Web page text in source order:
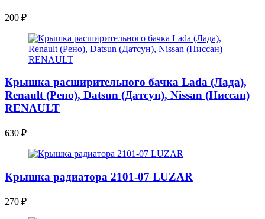
200 ₽
Крышка расширительного бачка Lada (Лада),
Renault (Рено), Datsun (Датсун), Nissan (Ниссан)
RENAULT
630 ₽
Крышка радиатора 2101-07 LUZAR
270 ₽